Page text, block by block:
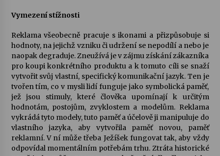
Vymezení stížnosti
Reklama všeobecně pracuje s ikonami a přizpůsobuje si
hodnoty, na jejichž vzniku či udržení se nepodílí a nebo je
naopak degraduje. Zneužívá je v zájmu získání zákazníka
pro koupi konkrétního produktu a k tomuto cíli se snaží
vytvořit svůj vlastní, specifický komunikační jazyk. Ten je
tvořen tím, co v mysli lidí funguje jako symbolická paměť,
jež jsou stimuly, které člověka upomínají k určitým
hodnotám, postojům, zvyklostem a modelům. Reklama
vykrádá tyto modely, tuto paměť a účelově ji manipuluje do
vlastního jazyka, aby vytvořila paměť novou, paměť
reklamní. V ní může třeba Ježíšek fungovat tak, aby vždy
odpovídal momentálním potřebám trhu. Ztráta historické